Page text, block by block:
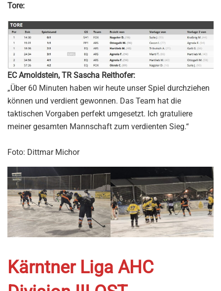
Tore:
EC Arnoldstein, TR Sascha Reithofer:
„Über 60 Minuten haben wir heute unser Spiel durchziehen
können und verdient gewonnen. Das Team hat die
taktischen Vorgaben perfekt umgesetzt. Ich gratuliere
meiner gesamten Mannschaft zum verdienten Sieg.“
Foto: Dittmar Michor
Kärntner Liga AHC